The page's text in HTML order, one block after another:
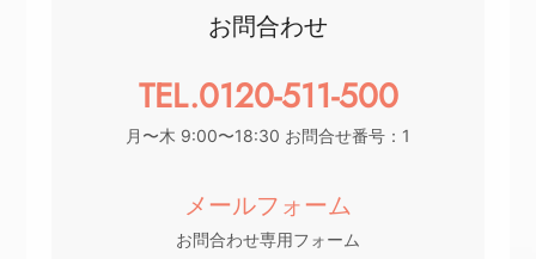
お問合わせ
TEL.0120-511-500
月〜木 9:00〜18:30 お問合せ番号：1
メールフォーム
お問合わせ専用フォーム